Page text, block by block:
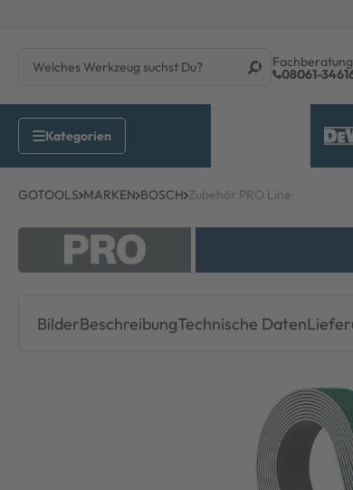
08061-
GOTOOLS MARKEN BOSCH Zubehör PRO Line
BilderBeschreibungTechnische Daten